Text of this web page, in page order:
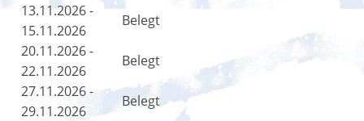
13.11.2026 -
15.11.2026
Belegt
20.11.2026 -
22.11.2026
Belegt
27.11.2026 -
29.11.2026
Belegt